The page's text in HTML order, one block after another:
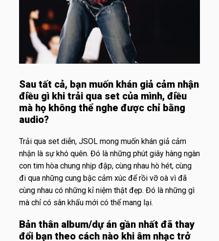
Sau tất cả, bạn muốn khán giả cảm nhận
điều gì khi trải qua set của mình, điều
mà họ không thể nghe được chỉ bằng
audio?
Trải qua set diễn, JSOL mong muốn khán giả cảm
nhận là sự khó quên. Đó là những phút giây hàng ngàn
con tim hòa chung nhịp đập, cùng nhau hò hét, cùng
đi qua những cung bậc cảm xúc để rồi vỡ oà vì đã
cùng nhau có những kỉ niệm thật đẹp. Đó là những gì
mà chỉ có sân khấu mới có thể mang lại.
Bản thân album/dự án gần nhất đã thay
đổi bạn theo cách nào khi âm nhạc trở